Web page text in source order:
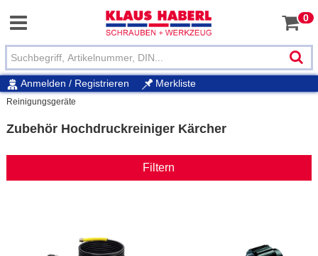
0
Anmelden / Registrieren Merkliste
Reinigungsgeräte
Zubehör Hochdruckreiniger Kärcher
Filtern